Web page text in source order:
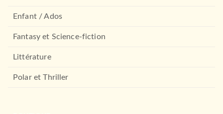
Enfant / Ados
Fantasy et Science-fiction
Littérature
Polar et Thriller